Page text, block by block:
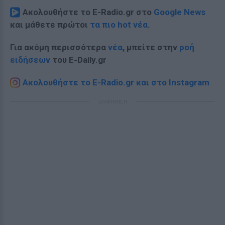
Ακολουθήστε το E-Radio.gr στο Google News
και μάθετε πρώτοι τα πιο hot νέα.
Για ακόμη περισσότερα νέα, μπείτε στην ροή
ειδήσεων του E-Daily.gr
Ακολουθήστε το E-Radio.gr και στο Instagram